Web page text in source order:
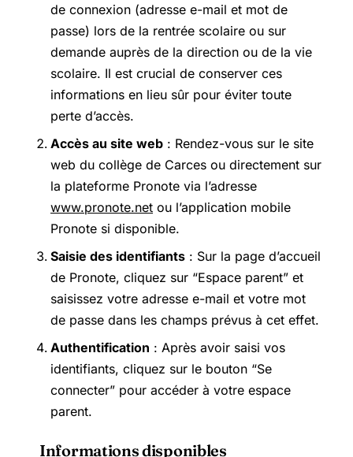
de connexion (adresse e-mail et mot de
passe) lors de la rentrée scolaire ou sur
demande auprès de la direction ou de la vie
scolaire. Il est crucial de conserver ces
informations en lieu sûr pour éviter toute
perte d’accès.
Accès au site web : Rendez-vous sur le site
web du collège de Carces ou directement sur
la plateforme Pronote via l’adresse
www.pronote.net ou l’application mobile
Pronote si disponible.
Saisie des identifiants : Sur la page d’accueil
de Pronote, cliquez sur “Espace parent” et
saisissez votre adresse e-mail et votre mot
de passe dans les champs prévus à cet effet.
Authentification : Après avoir saisi vos
identifiants, cliquez sur le bouton “Se
connecter” pour accéder à votre espace
parent.
Informations disponibles